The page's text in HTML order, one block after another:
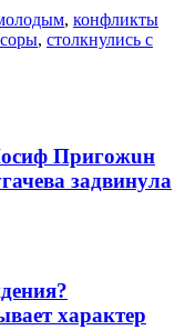
, конфликты
, столкнулись с
Пpигожuн
задвинула
характер